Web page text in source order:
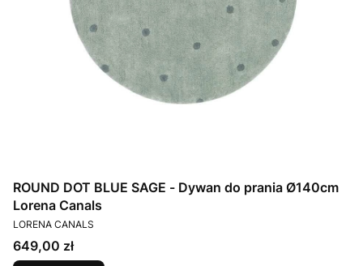
ROUND DOT BLUE SAGE - Dywan do prania Ø140cm
Lorena Canals
PRODUCENT
LORENA CANALS
Cena
649,00 zł